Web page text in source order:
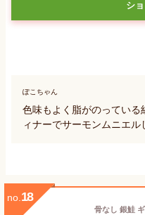
シ
ぽこちゃん
色味もよく脂がのってい
ィナーでサーモンムニエ
no. 18
骨なし 銀鮭